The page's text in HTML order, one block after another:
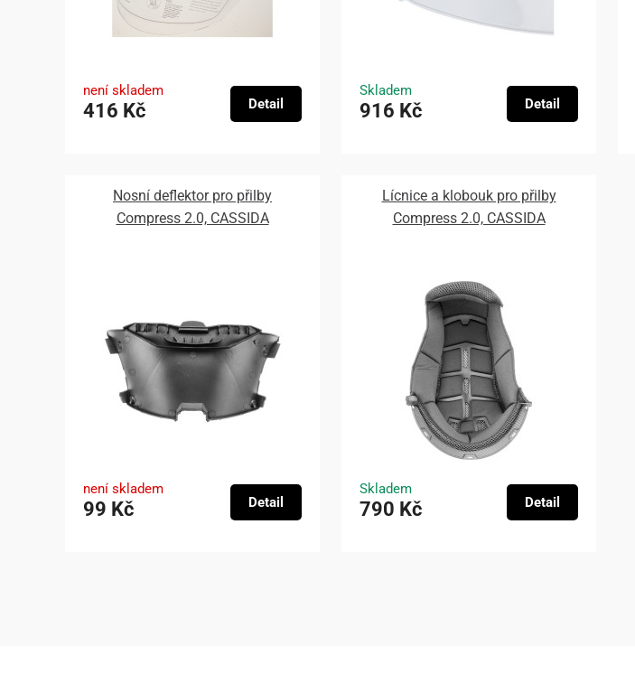
není skladem
416 Kč Detail
Skladem
916 Kč Detail
Nosní deflektor pro přilby
Compress 2.0, CASSIDA
není skladem
99 Kč Detail
Lícnice a klobouk pro přilby
Compress 2.0, CASSIDA
Skladem
790 Kč Detail